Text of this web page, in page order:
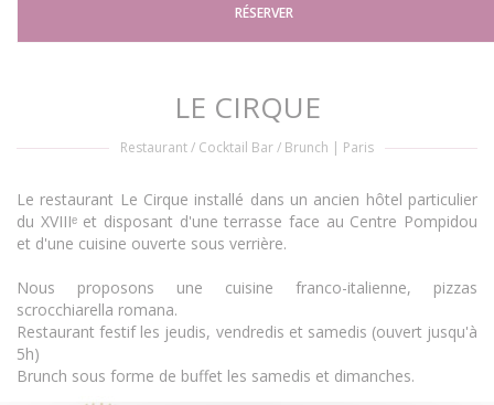
RÉSERVER
LE CIRQUE
Restaurant / Cocktail Bar / Brunch | Paris
Le restaurant Le Cirque installé dans un ancien hôtel particulier
du XVIIIᵉ et disposant d'une terrasse face au Centre Pompidou
et d'une cuisine ouverte sous verrière.
Nous proposons une cuisine franco-italienne, pizzas
scrocchiarella romana.
Restaurant festif les jeudis, vendredis et samedis (ouvert jusqu'à
5h)
Brunch sous forme de buffet les samedis et dimanches.